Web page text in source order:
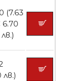
БЕЗПЛАТНО
(7.63
лв.)